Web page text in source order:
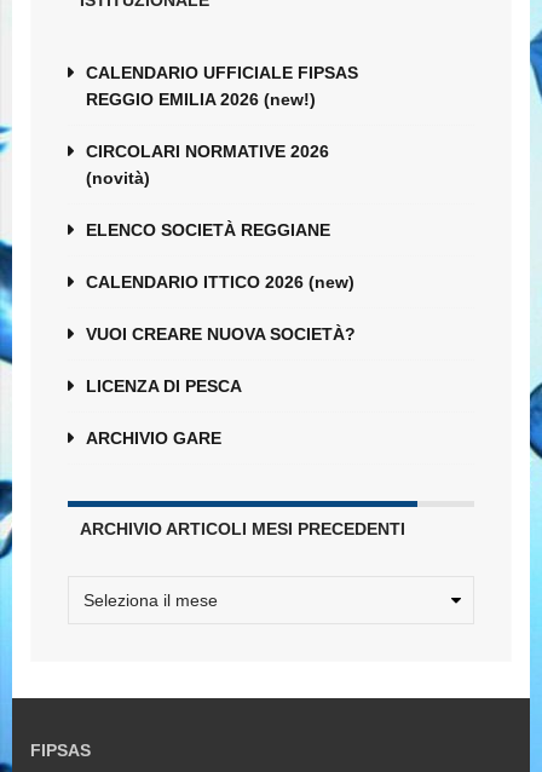
CALENDARIO UFFICIALE FIPSAS
REGGIO EMILIA 2026 (new!)
CIRCOLARI NORMATIVE 2026
(novità)
ELENCO SOCIETÀ REGGIANE
CALENDARIO ITTICO 2026 (new)
VUOI CREARE NUOVA SOCIETÀ?
LICENZA DI PESCA
ARCHIVIO GARE
ARCHIVIO ARTICOLI MESI PRECEDENTI
FIPSAS